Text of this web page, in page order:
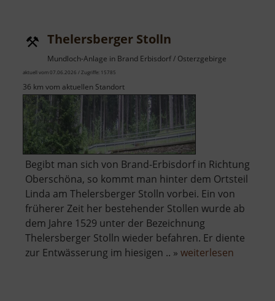
Thelersberger Stolln
Mundloch-Anlage in Brand Erbisdorf / Osterzgebirge
aktuell vom 07.06.2026 / Zugriffe: 15785
36 km vom aktuellen Standort
Begibt man sich von Brand-Erbisdorf in Richtung
Oberschöna, so kommt man hinter dem Ortsteil
Linda am Thelersberger Stolln vorbei. Ein von
früherer Zeit her bestehender Stollen wurde ab
dem Jahre 1529 unter der Bezeichnung
Thelersberger Stolln wieder befahren. Er diente
zur Entwässerung im hiesigen .. » weiterlesen